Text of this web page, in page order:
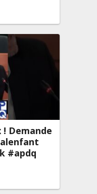
! Demande
#apdq